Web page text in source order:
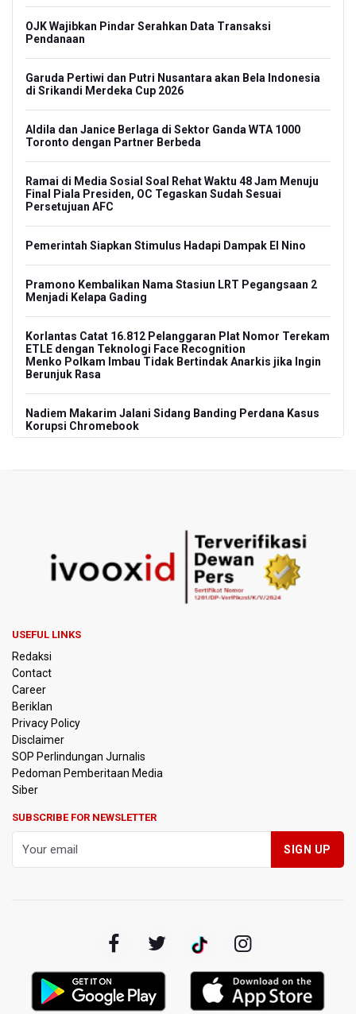
OJK Wajibkan Pindar Serahkan Data Transaksi
Pendanaan
Garuda Pertiwi dan Putri Nusantara akan Bela Indonesia
di Srikandi Merdeka Cup 2026
Aldila dan Janice Berlaga di Sektor Ganda WTA 1000
Toronto dengan Partner Berbeda
Ramai di Media Sosial Soal Rehat Waktu 48 Jam Menuju
Final Piala Presiden, OC Tegaskan Sudah Sesuai
Persetujuan AFC
Pemerintah Siapkan Stimulus Hadapi Dampak El Nino
Pramono Kembalikan Nama Stasiun LRT Pegangsaan 2
Menjadi Kelapa Gading
Korlantas Catat 16.812 Pelanggaran Plat Nomor Terekam
ETLE dengan Teknologi Face Recognition
Menko Polkam Imbau Tidak Bertindak Anarkis jika Ingin
Berunjuk Rasa
Nadiem Makarim Jalani Sidang Banding Perdana Kasus
Korupsi Chromebook
Kemenko IPK Sebut Sudah Ada Kajian Awal Perpanjangan
Kereta Cepat ke Surabaya
Hektare
OJK Sebut IASC Terima 1.379 Laporan Kasus Penipuan
BRIN Kaji Peluang Industri Panel Surya Generasi Baru
Dikembangkan di Indonesia
BKSDA Riau Sebut Seekor Gajah Binaan PLG Minas Mati
Akibat Komplikasi Infeksi
Amnesty International Kecam Penggusuran Paksa Petani
di Luwu Timur, Desak Hentikan Kekerasan terhadap
Malut United Pindah Kandang ke Semarang, Ganti Nama
Jadi Java United FC
USEFUL LINKS
Redaksi
Contact
Career
Beriklan
Privacy Policy
Disclaimer
SOP Perlindungan Jurnalis
Pedoman Pemberitaan Media
Siber
SUBSCRIBE FOR NEWSLETTER